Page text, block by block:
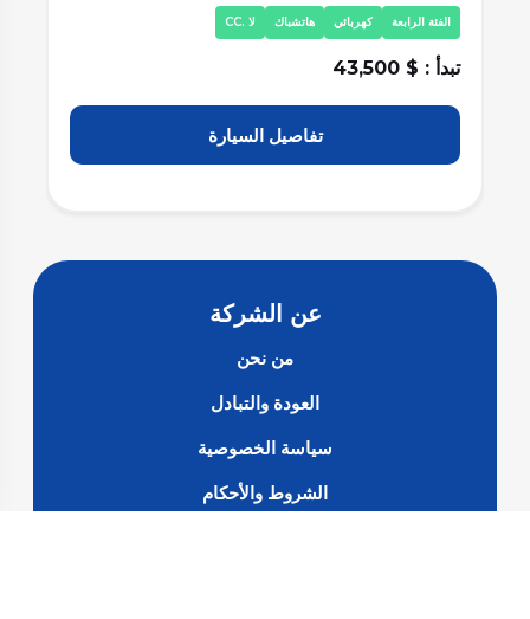
الفئة الاولي كهربائي هاتشباك لا .CC
تبدأ : $ 51,000
تفاصيل السيارة
عن الشركة
من نحن
العودة والتبادل
سياسة الخصوصية
الشروط والأحكام